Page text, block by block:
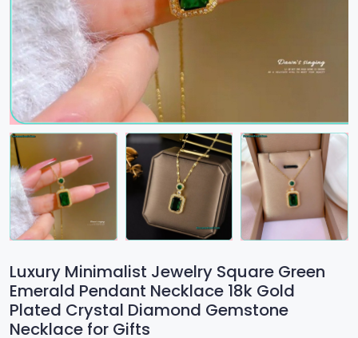
Luxury Minimalist Jewelry Square Green
Emerald Pendant Necklace 18k Gold
Plated Crystal Diamond Gemstone
Necklace for Gifts